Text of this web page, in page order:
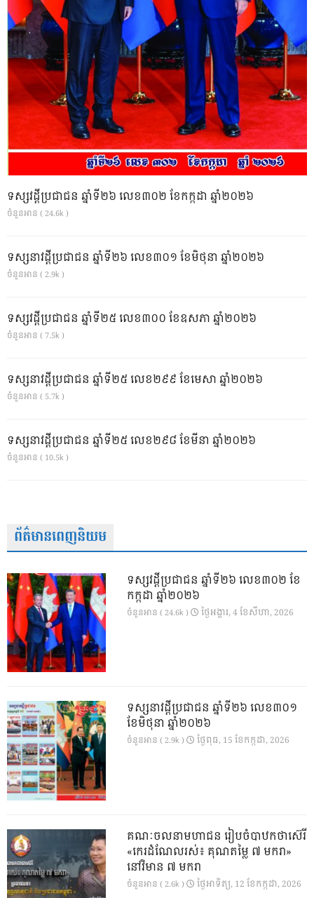
ទស្សវដ្តីប្រជាជន ឆ្នាំទី២៦ លេខ៣០២ ខែកក្កដា ឆ្នាំ២០២៦
ចំនួនអាន ( 24.6k )
ទស្សនាវដ្ដីប្រជាជន ឆ្នាំទី២៦ លេខ៣០១ ខែមិថុនា ឆ្នាំ២០២៦
ចំនួនអាន ( 2.9k )
ទស្សវដ្តីប្រជាជន ឆ្នាំទី២៥ លេខ៣០០ ខែឧសភា ឆ្នាំ២០២៦
ចំនួនអាន ( 7.5k )
ទស្សនាវដ្ដីប្រជាជន ឆ្នាំទី២៥ លេខ២៩៩ ខែមេសា ឆ្នាំ២០២៦
ចំនួនអាន ( 5.7k )
ទស្សនាវដ្ដីប្រជាជន ឆ្នាំទី២៥ លេខ២៩៨ ខែមីនា ឆ្នាំ២០២៦
ចំនួនអាន ( 10.5k )
ព័ត៌មានពេញនិយម
ទស្សវដ្តីប្រជាជន ឆ្នាំទី២៦ លេខ៣០២ ខែ
កក្កដា ឆ្នាំ២០២៦
ចំនួនអាន ( 24.6k ) ថ្ងៃ​អង្គារ, 4 ខែ​សីហា, 2026
ទស្សនាវដ្ដីប្រជាជន ឆ្នាំទី២៦ លេខ៣០១
ខែមិថុនា ឆ្នាំ២០២៦
ចំនួនអាន ( 2.9k ) ថ្ងៃ​ពុធ, 15 ខែ​កក្កដា, 2026
គណៈចលនាមហាជន រៀបចំបាឋកថាស៊េរី
«កេរដំណែលរស់៖ គុណតម្លៃ ៧ មករា»
នៅវិមាន ៧ មករា
ចំនួនអាន ( 2.6k ) ថ្ងៃ​អាទិត្យ, 12 ខែ​កក្កដា, 2026